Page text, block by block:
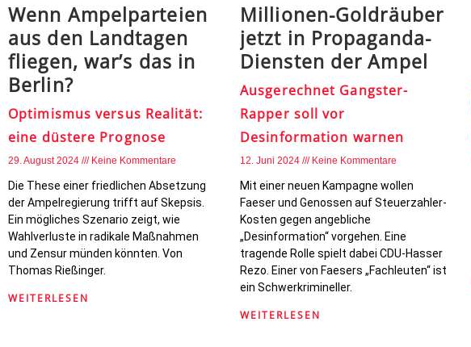
Wenn Ampelparteien
aus den Landtagen
fliegen, war’s das in
Berlin?
Optimismus versus Realität:
eine düstere Prognose
29. August 2024 Keine Kommentare
Die These einer friedlichen Absetzung
der Ampelregierung trifft auf Skepsis.
Ein mögliches Szenario zeigt, wie
Wahlverluste in radikale Maßnahmen
und Zensur münden könnten. Von
Thomas Rießinger.
WEITERLESEN
Millionen-Goldräuber
jetzt in Propaganda-
Diensten der Ampel
Ausgerechnet Gangster-
Rapper soll vor
Desinformation warnen
12. Juni 2024 Keine Kommentare
Mit einer neuen Kampagne wollen
Faeser und Genossen auf Steuerzahler-
Kosten gegen angebliche
„Desinformation“ vorgehen. Eine
tragende Rolle spielt dabei CDU-Hasser
Rezo. Einer von Faesers „Fachleuten“ ist
ein Schwerkrimineller.
WEITERLESEN